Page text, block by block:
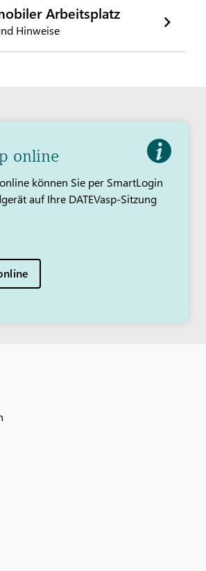
Arbeitsplatz
Hinweise
online
können Sie per SmartLogin
auf Ihre DATEVasp-Sitzung